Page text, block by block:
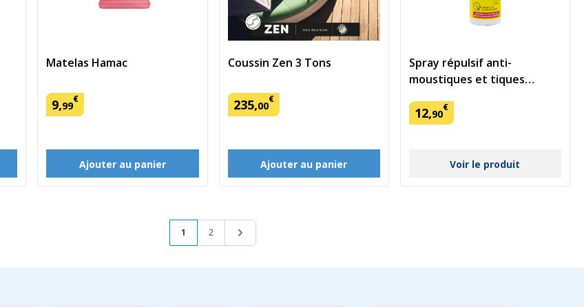
Matelas Hamac
9,99
€
Ajouter au panier
Coussin Zen 3 Tons
235,00
€
Ajouter au panier
Spray répulsif anti-
moustiques et tiques
12,90
€
Voir le produit
Vous lisez actuellement la page
1 Page
2 Page